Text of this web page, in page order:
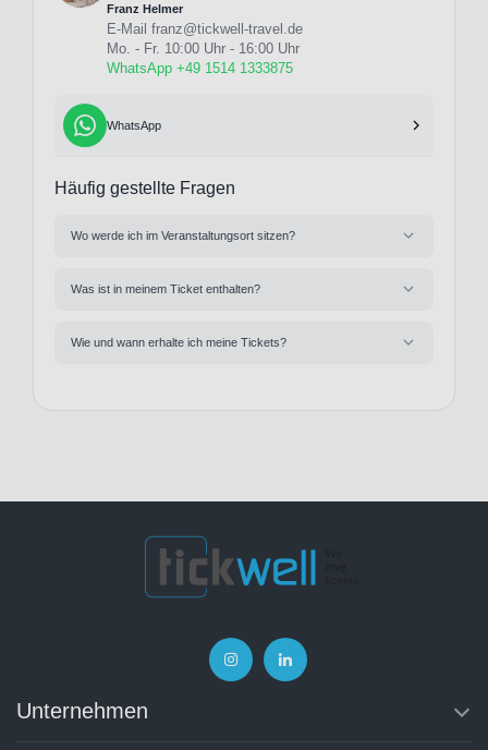
Franz Helmer
E-Mail franz@tickwell-travel.de
Mo. - Fr. 10:00 Uhr - 16:00 Uhr
WhatsApp +49 1514 1333875
WhatsApp
Häufig gestellte Fragen
Wo werde ich im Veranstaltungsort sitzen?
Was ist in meinem Ticket enthalten?
Wie und wann erhalte ich meine Tickets?
Unternehmen